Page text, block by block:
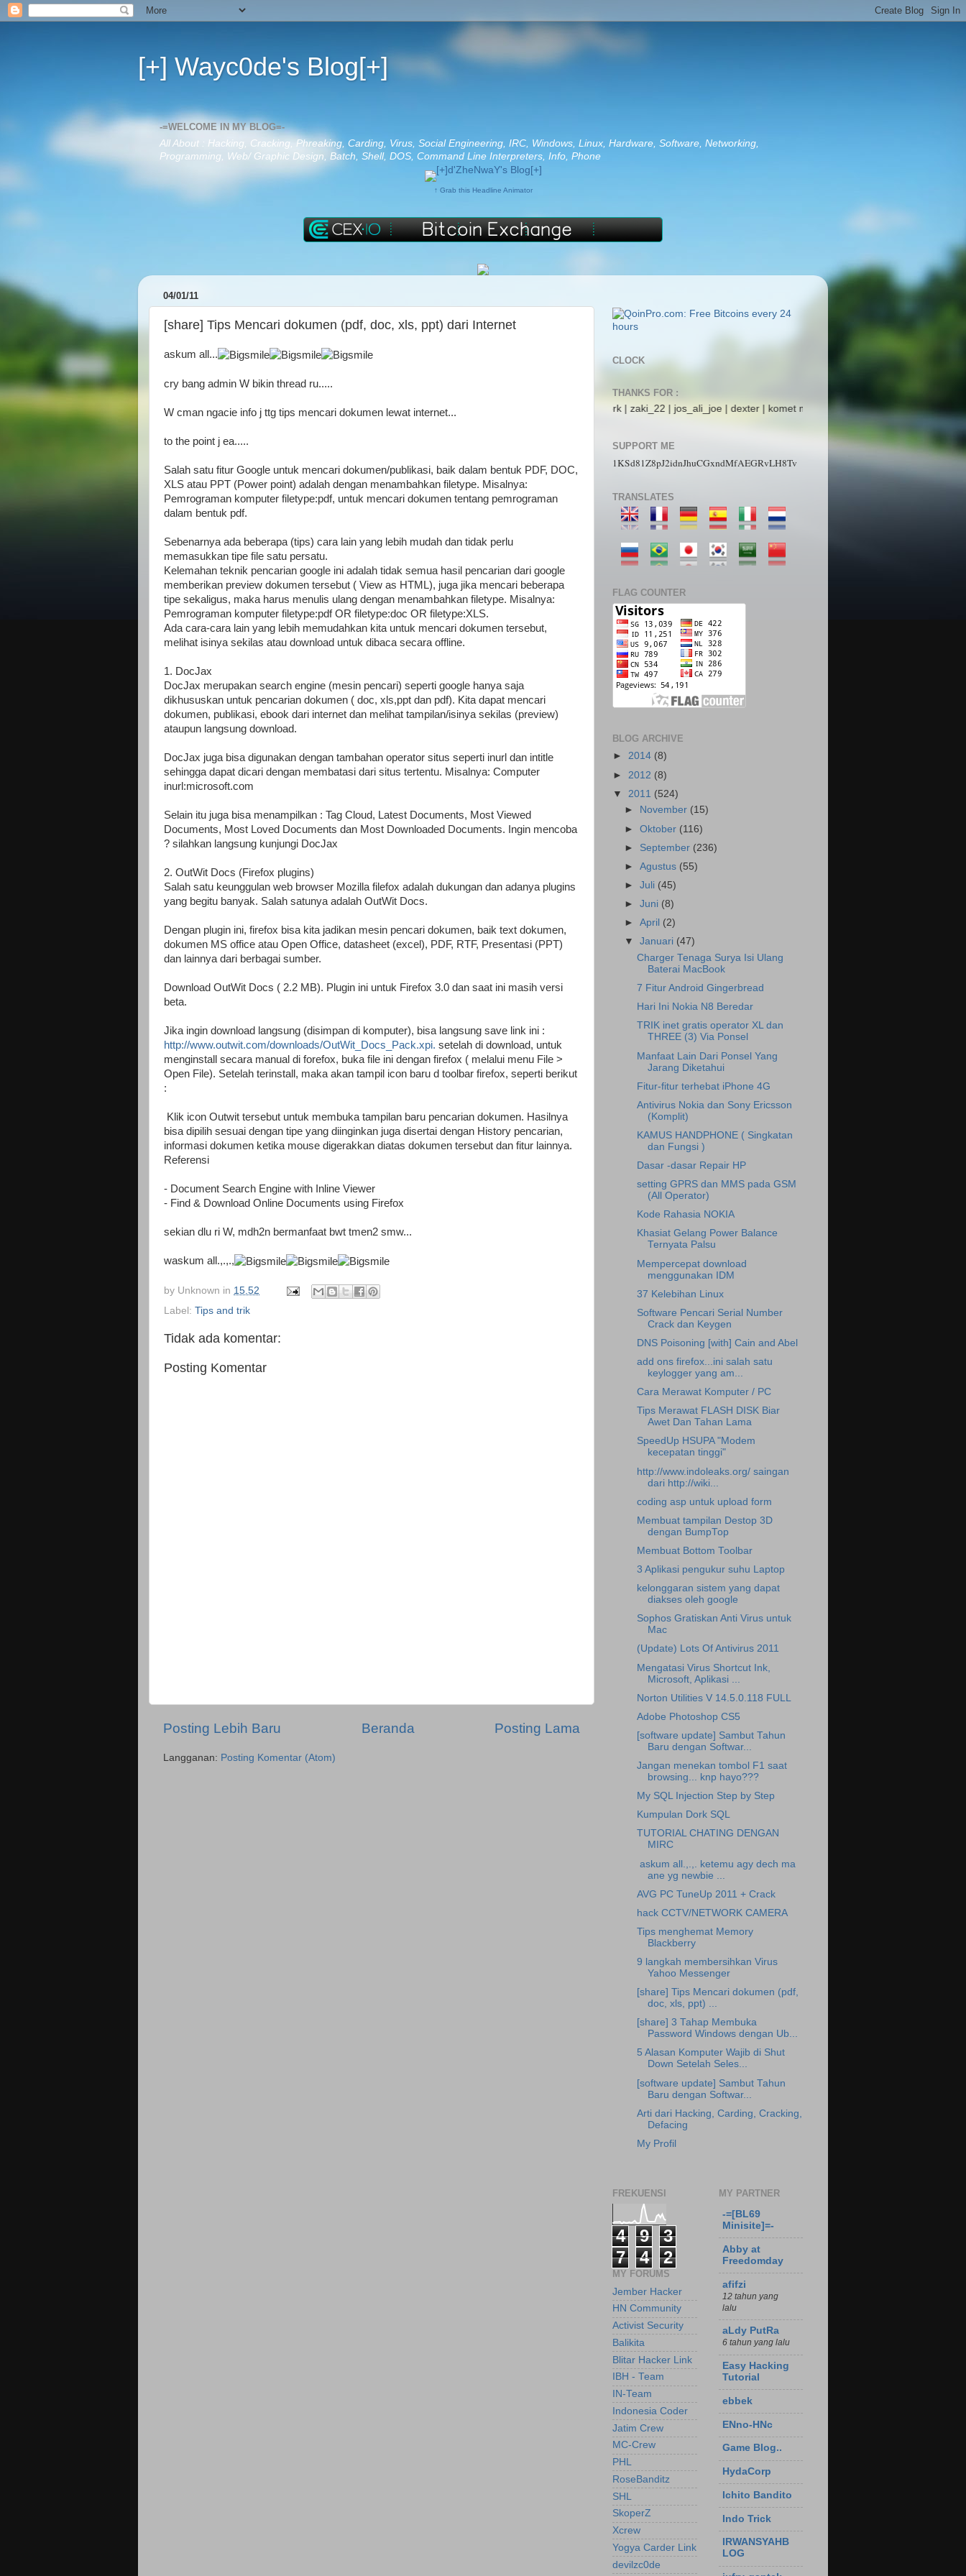
[+] Wayc0de's Blog[+]
-=WELCOME IN MY BLOG=-
All About : Hacking, Cracking, Phreaking, Carding, Virus, Social Engineering, IRC, Windows, Linux, Hardware, Software, Networking,
Programming, Web/ Graphic Design, Batch, Shell, DOS, Command Line Interpreters, Info, Phone
↑ Grab this Headline Animator
04/01/11
[share] Tips Mencari dokumen (pdf, doc, xls, ppt) dari Internet
askum all...
cry bang admin W bikin thread ru.....
W cman ngacie info j ttg tips mencari dokumen lewat internet...
to the point j ea.....
Salah satu fitur Google untuk mencari dokumen/publikasi, baik dalam bentuk PDF, DOC,
XLS atau PPT (Power point) adalah dengan menambahkan filetype. Misalnya:
Pemrograman komputer filetype:pdf, untuk mencari dokumen tentang pemrograman
dalam bentuk pdf.
Sebenarnya ada beberapa (tips) cara lain yang lebih mudah dan tidak perlu
memasukkan tipe file satu persatu.
Kelemahan teknik pencarian google ini adalah tidak semua hasil pencarian dari google
memberikan preview dokumen tersebut ( View as HTML), juga jika mencari beberapa
tipe sekaligus, maka harus menulis ulang dengan menambahkan filetype. Misalnya:
Pemrograman komputer filetype:pdf OR filetype:doc OR filetype:XLS.
Ada cara-cara lain yang lebih memudahkan kita untuk mencari dokumen tersebut,
melihat isinya sekilas atau download untuk dibaca secara offline.
1. DocJax
DocJax merupakan search engine (mesin pencari) seperti google hanya saja
dikhususkan untuk pencarian dokumen ( doc, xls,ppt dan pdf). Kita dapat mencari
dokumen, publikasi, ebook dari internet dan melihat tampilan/isinya sekilas (preview)
ataupun langsung download.
DocJax juga bisa digunakan dengan tambahan operator situs seperti inurl dan intitle
sehingga dapat dicari dengan membatasi dari situs tertentu. Misalnya: Computer
inurl:microsoft.com
Selain itu juga bisa menampilkan : Tag Cloud, Latest Documents, Most Viewed
Documents, Most Loved Documents dan Most Downloaded Documents. Ingin mencoba
? silahkan langsung kunjungi DocJax
2. OutWit Docs (Firefox plugins)
Salah satu keunggulan web browser Mozilla filefox adalah dukungan dan adanya plugins
yang begitu banyak. Salah satunya adalah OutWit Docs.
Dengan plugin ini, firefox bisa kita jadikan mesin pencari dokumen, baik text dokumen,
dokumen MS office atau Open Office, datasheet (excel), PDF, RTF, Presentasi (PPT)
dan lainnya dari berbagai sumber.
Download OutWit Docs ( 2.2 MB). Plugin ini untuk Firefox 3.0 dan saat ini masih versi
beta.
Jika ingin download langsung (disimpan di komputer), bisa langsung save link ini :
http://www.outwit.com/downloads/OutWit_Docs_Pack.xpi. setelah di download, untuk
menginstall secara manual di forefox, buka file ini dengan firefox ( melalui menu File >
Open File). Setelah terinstall, maka akan tampil icon baru d toolbar firefox, seperti berikut
:
Klik icon Outwit tersebut untuk membuka tampilan baru pencarian dokumen. Hasilnya
bisa dipilih sesuai dengan tipe yang diinginkan juga disertai dengan History pencarian,
informasi dokumen ketika mouse digerakkan diatas dokumen tersebut dan fitur lainnya.
Referensi
- Document Search Engine with Inline Viewer
- Find & Download Online Documents using Firefox
sekian dlu ri W, mdh2n bermanfaat bwt tmen2 smw...
waskum all.,.,.,
by Unknown in 15.52
Label: Tips and trik
Tidak ada komentar:
Posting Komentar
Posting Lebih Baru Posting Lama
Beranda
Langganan: Posting Komentar (Atom)
CLOCK
THANKS FOR :
ALLAh S.W.T | My Lovely | dopunk | N4is3n | B3nz | Jahat | Up | Alecs | pL4nkt0n | TeRRen.Jr | CompLann | L1n6g4 | bjork | zaki_22 | jos_ali_joe | dexter | komet mars | StarboyZ | pakdhe | ijaysight | N4ck0 |
SUPPORT ME
1KSd81Z8pJ2idnJhuCGxndMfAEGRvLH8Tv
TRANSLATES
FLAG COUNTER
BLOG ARCHIVE
► 2014 (8)
► 2012 (8)
▼ 2011 (524)
►
November (15)
►Oktober (116)
► September (236)
►Agustus (55)
►Juli (45)
►Juni (8)
►April (2)
▼Januari (47)
Charger Tenaga Surya Isi Ulang
Baterai MacBook
7 Fitur Android Gingerbread
Hari Ini Nokia N8 Beredar
TRIK inet gratis operator XL dan
THREE (3) Via Ponsel
Manfaat Lain Dari Ponsel Yang
Jarang Diketahui
Fitur-fitur terhebat iPhone 4G
Antivirus Nokia dan Sony Ericsson
(Komplit)
KAMUS HANDPHONE ( Singkatan
dan Fungsi )
Dasar -dasar Repair HP
setting GPRS dan MMS pada GSM
(All Operator)
Kode Rahasia NOKIA
Khasiat Gelang Power Balance
Ternyata Palsu
Mempercepat download
menggunakan IDM
37 Kelebihan Linux
Software Pencari Serial Number
Crack dan Keygen
DNS Poisoning [with] Cain and Abel
add ons firefox...ini salah satu
keylogger yang am...
Cara Merawat Komputer / PC
Tips Merawat FLASH DISK Biar
Awet Dan Tahan Lama
SpeedUp HSUPA "Modem
kecepatan tinggi"
http://www.indoleaks.org/ saingan
dari http://wiki...
coding asp untuk upload form
Membuat tampilan Destop 3D
dengan BumpTop
Membuat Bottom Toolbar
3 Aplikasi pengukur suhu Laptop
kelonggaran sistem yang dapat
diakses oleh google
Sophos Gratiskan Anti Virus untuk
Mac
(Update) Lots Of Antivirus 2011
Mengatasi Virus Shortcut Ink,
Microsoft, Aplikasi ...
Norton Utilities V 14.5.0.118 FULL
Adobe Photoshop CS5
[software update] Sambut Tahun
Baru dengan Softwar...
Jangan menekan tombol F1 saat
browsing... knp hayo???
My SQL Injection Step by Step
Kumpulan Dork SQL
TUTORIAL CHATING DENGAN
MIRC
askum all.,.,. ketemu agy dech ma
ane yg newbie ...
AVG PC TuneUp 2011 + Crack
hack CCTV/NETWORK CAMERA
Tips menghemat Memory
Blackberry
9 langkah membersihkan Virus
Yahoo Messenger
[share] Tips Mencari dokumen (pdf,
doc, xls, ppt) ...
[share] 3 Tahap Membuka
Password Windows dengan Ub...
5 Alasan Komputer Wajib di Shut
Down Setelah Seles...
[software update] Sambut Tahun
Baru dengan Softwar...
Arti dari Hacking, Carding, Cracking,
Defacing
My Profil
FREKUENSI
4 9
3
7
4 2
MY FORUMS
Jember Hacker
HN Community
Activist Security
Balikita
Blitar Hacker Link
IBH - Team
IN-Team
Indonesia Coder
Jatim Crew
MC-Crew
PHL
RoseBanditz
SHL
SkoperZ
Xcrew
Yogya Carder Link
devilzc0de
MY PARTNER
-=[BL69
Minisite]=-
Abby at
Freedomday
afifzi
12 tahun yang
lalu
aLdy PutRa
6 tahun yang lalu
Easy Hacking
Tutorial
ebbek
ENno-HNc
Game Blog..
HydaCorp
Ichito Bandito
Indo Trick
IRWANSYAHB
LOG